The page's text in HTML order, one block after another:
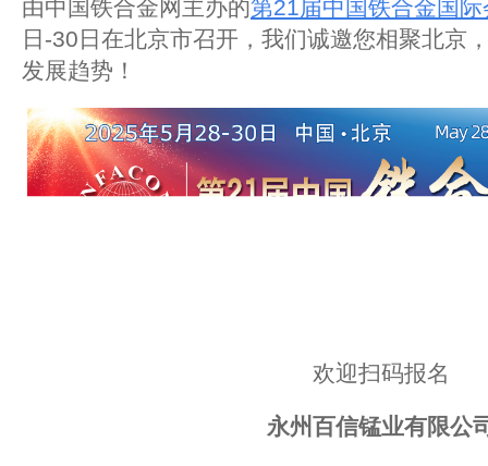
由中国铁合金网主办的第21届中国铁合金国际
日-30日在北京市召开，我们诚邀您相聚北京
发展趋势！
欢迎扫码报名
永州百信锰业有限公